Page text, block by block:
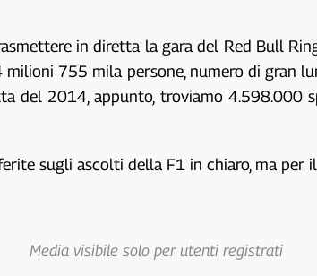
in diretta la gara del Red Bull
755 mila persone, numero di gran
del 2014, appunto, troviamo 4.598.000
sugli ascolti della F1 in chiaro, ma
Media visibile solo per utenti registrati